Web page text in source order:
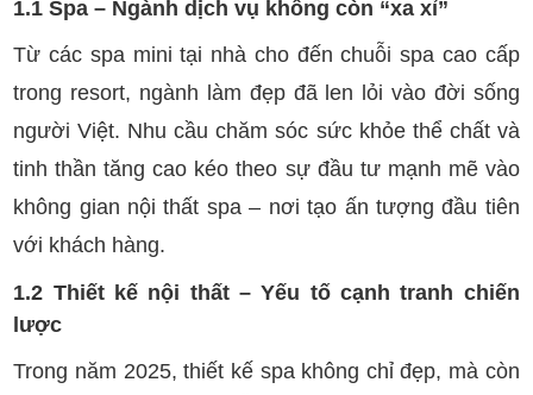
1.1 Spa – Ngành dịch vụ không còn “xa xỉ”
Từ các spa mini tại nhà cho đến chuỗi spa cao cấp
trong resort, ngành làm đẹp đã len lỏi vào đời sống
người Việt. Nhu cầu chăm sóc sức khỏe thể chất và
tinh thần tăng cao kéo theo sự đầu tư mạnh mẽ vào
không gian nội thất spa – nơi tạo ấn tượng đầu tiên
với khách hàng.
1.2 Thiết kế nội thất – Yếu tố cạnh tranh chiến
lược
Trong năm 2025, thiết kế spa không chỉ đẹp, mà còn